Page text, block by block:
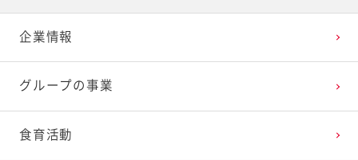
企業情報
グループの事業
食育活動